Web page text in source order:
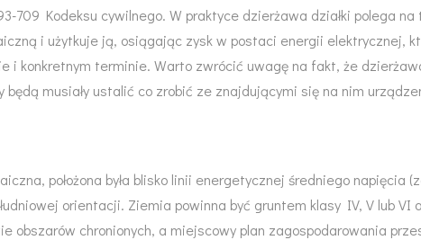
709 Kodeksu cywilnego. W praktyce dzierżawa działki polega na
i użytkuje ją, osiągając zysk w postaci energii elektrycznej,
i konkretnym terminie. Warto zwrócić uwagę na fakt, że
musiały ustalić co zrobić ze znajdującymi się na nim
położona była blisko linii energetycznej średniego napięcia
orientacji. Ziemia powinna być gruntem klasy IV, V lub VI
obszarów chronionych, a miejscowy plan zagospodarowania